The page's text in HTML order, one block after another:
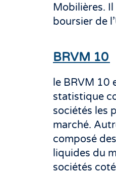
Mobilières.
boursier de
BRVM 10
le BRVM 10
statistique
sociétés les
marché.
composé
liquides du
sociétés